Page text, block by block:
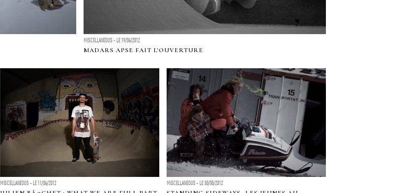
MISCELLANEOUS - LE 19/06/2012
MADARS APSE FAIT L'OUVERTURE
MISCELLANEOUS - LE 11/06/2012 MISCELLANEOUS - LE 30/05/2012